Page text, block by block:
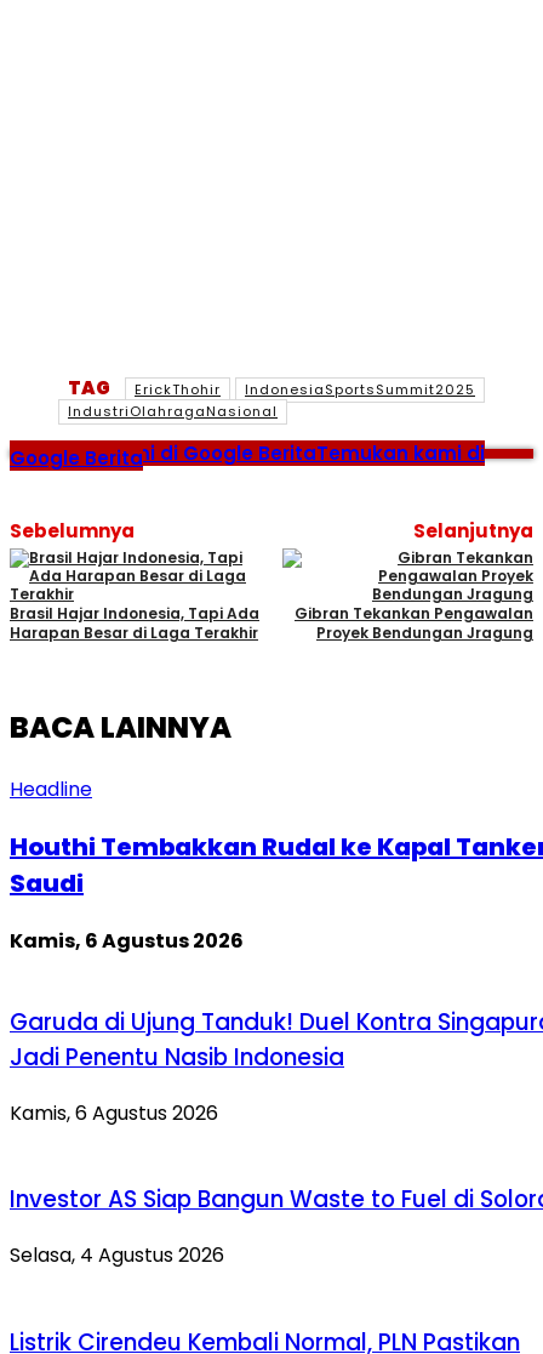
TAG ErickThohir
IndonesiaSportsSummit2025
IndustriOlahragaNasional
Temukan kami di Google BeritaTemukan kami di
Google Berita
Sebelumnya
Brasil Hajar Indonesia, Tapi Ada
Harapan Besar di Laga Terakhir
Selanjutnya
Gibran Tekankan Pengawalan
Proyek Bendungan Jragung
BACA LAINNYA
Headline
Houthi Tembakkan Rudal ke Kapal
Saudi
Kamis, 6 Agustus 2026
Garuda di Ujung Tanduk! Duel Kontra
Jadi Penentu Nasib Indonesia
Kamis, 6 Agustus 2026
Investor AS Siap Bangun Waste to Fuel di
Selasa, 4 Agustus 2026
Listrik Cirendeu Kembali Normal, PLN Pastikan